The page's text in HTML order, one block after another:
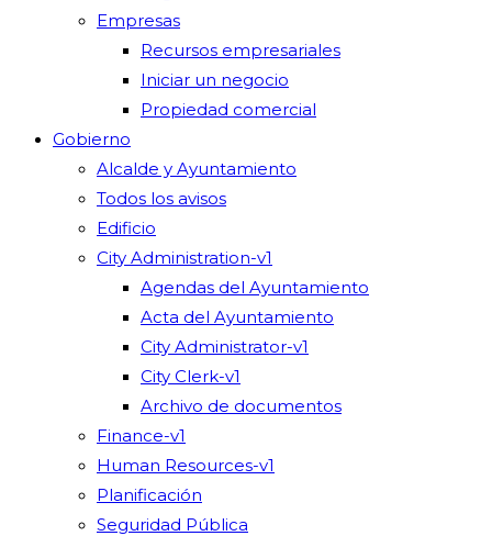
Empresas
Recursos empresariales
Iniciar un negocio
Propiedad comercial
Gobierno
Alcalde y Ayuntamiento
Todos los avisos
Edificio
City Administration-v1
Agendas del Ayuntamiento
Acta del Ayuntamiento
City Administrator-v1
City Clerk-v1
Archivo de documentos
Finance-v1
Human Resources-v1
Planificación
Seguridad Pública